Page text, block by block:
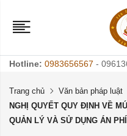
Hotline: 0983656567 -
Trang chủ
Văn bản pháp luật
NGHỊ QUYẾT QUY ĐỊNH VỀ
QUẢN LÝ VÀ SỬ DỤNG ÁN